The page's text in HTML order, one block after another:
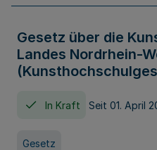
Gesetz über die
Landes Nordrhein-
In Kraft Seit 01. April
Gesetz